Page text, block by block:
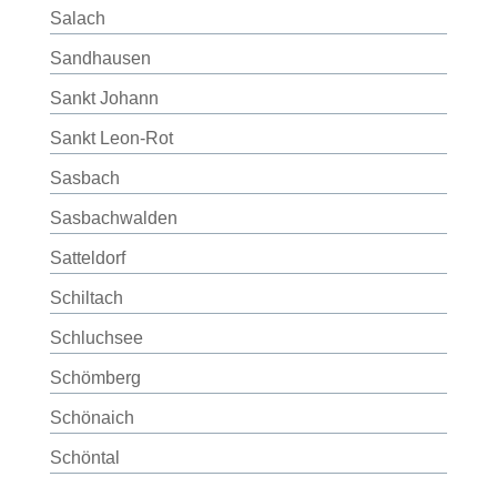
Salach
Sandhausen
Sankt Johann
Sankt Leon-Rot
Sasbach
Sasbachwalden
Satteldorf
Schiltach
Schluchsee
Schömberg
Schönaich
Schöntal